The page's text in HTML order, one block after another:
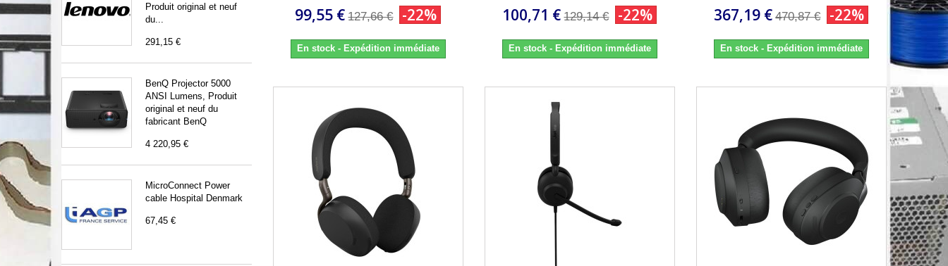
Produit original et neuf
du...
291,15 €
BenQ Projector 5000
ANSI Lumens, Produit
original et neuf du
fabricant BenQ
4 220,95 €
MicroConnect Power
cable Hospital Denmark
67,45 €
99,55 € 127,66 € -22%
En stock - Expédition immédiate
100,71 € 129,14 € -22%
En stock - Expédition immédiate
367,19 € 470,87 € -22%
En stock - Expédition immédiate